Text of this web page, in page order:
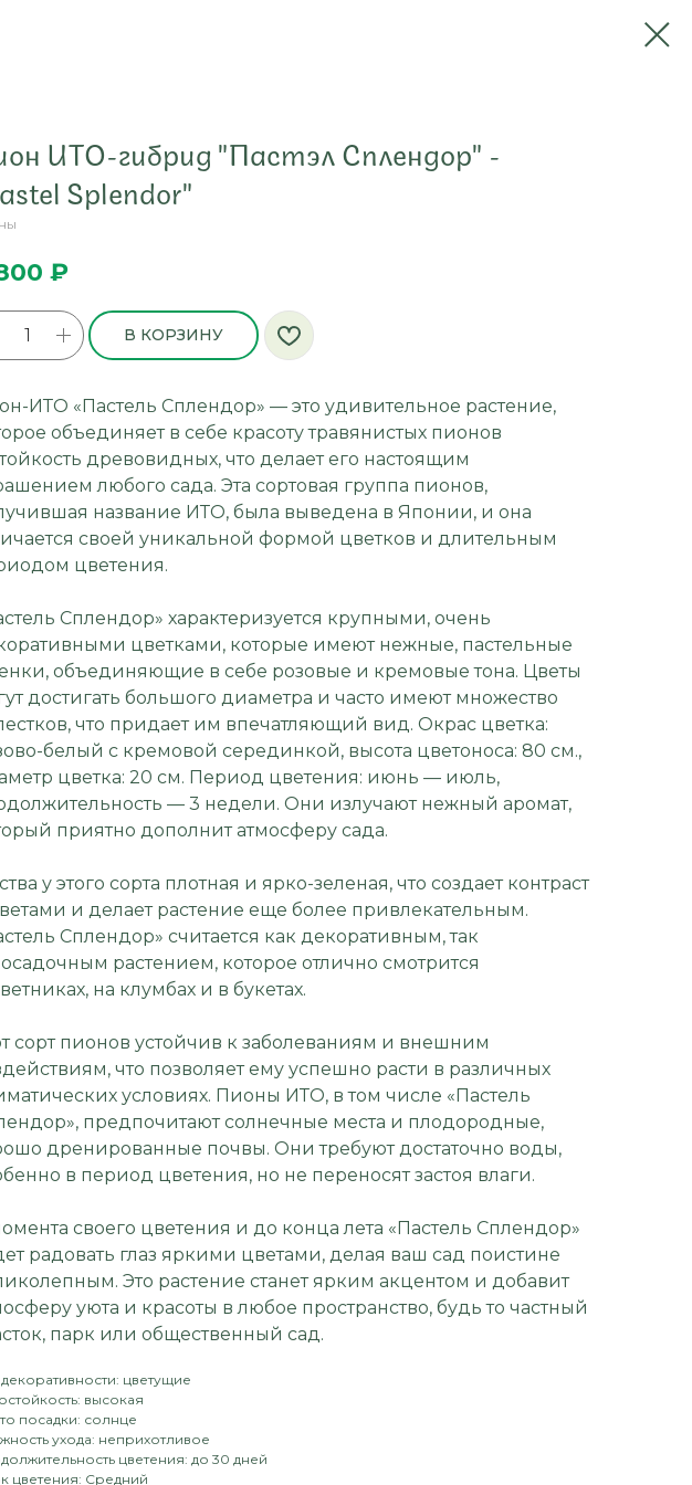
ИТО-гибрид "Пастэл Сплендор" -
Splendor"
₽
В КОРЗИНУ
ИТО «Пастель Сплендор» — это удивительное растение,
объединяет в себе красоту травянистых пионов
древовидных, что делает его настоящим
любого сада. Эта сортовая группа пионов,
название ИТО, была выведена в Японии, и она
своей уникальной формой цветков и длительным
цветения.
Сплендор» характеризуется крупными, очень
цветками, которые имеют нежные, пастельные
объединяющие в себе розовые и кремовые тона. Цветы
достигать большого диаметра и часто имеют множество
что придает им впечатляющий вид. Окрас цветка:
белый с кремовой серединкой, высота цветоноса: 80 см.,
цветка: 20 см. Период цветения: июнь — июль,
— 3 недели. Они излучают нежный аромат,
приятно дополнит атмосферу сада.
у этого сорта плотная и ярко-зеленая, что создает контраст
и делает растение еще более привлекательным.
Сплендор» считается как декоративным, так
растением, которое отлично смотрится
на клумбах и в букетах.
сорт пионов устойчив к заболеваниям и внешним
что позволяет ему успешно расти в различных
условиях. Пионы ИТО, в том числе «Пастель
предпочитают солнечные места и плодородные,
дренированные почвы. Они требуют достаточно воды,
в период цветения, но не переносят застоя влаги.
своего цветения и до конца лета «Пастель Сплендор»
радовать глаз яркими цветами, делая ваш сад поистине
Это растение станет ярким акцентом и добавит
уюта и красоты в любое пространство, будь то частный
парк или общественный сад.
цветущие
высокая
посадки: солнце
ухода: неприхотливое
цветения: до 30 дней
цветения: Средний